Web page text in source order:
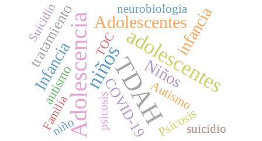
TDAH
Adolescencianiñosadolescentes
Adolescentes
Infancia Niños
infancia
tratamiento
COVID-19
autismo Autismo
Psicosis
TOC
Familia psicosis
neurobiología
suicidio
niño
Suicidio